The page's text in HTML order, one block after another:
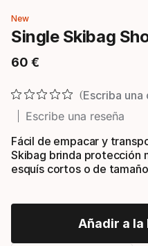
New
Single Skibag
60 €
Precio final
Escriba una
Escribe una reseña
Fácil de empacar y
Skibag brinda protección
esquís cortos o de
Añadir a la